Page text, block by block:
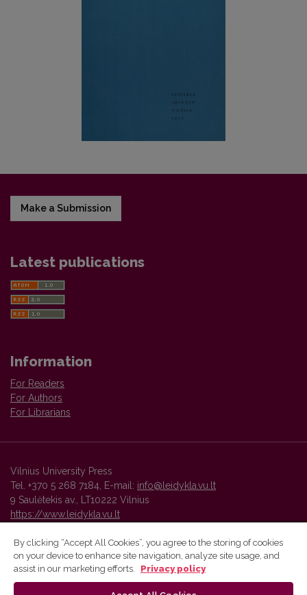
Make a Submission
Latest publications
Information
For Readers
For Authors
For Librarians
Vilnius University Press
Tel. +370 5 268 7184, E-mail: info@leidykla.vu.lt
9 Saulėtekis av., LT10222 Vilnius
https://www.leidykla.vu.lt
Vilnius University Press platform and metadata are distributed by
By clicking “Accept All Cookies”, you agree to the storing of cookies
on your device to enhance site navigation, analyze site usage, and
assist in our marketing efforts.
Privacy policy